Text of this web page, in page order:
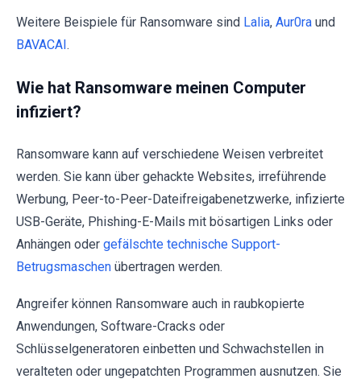
Weitere Beispiele für Ransomware sind Lalia, Aur0ra und
BAVACAI.
Wie hat Ransomware meinen Computer
infiziert?
Ransomware kann auf verschiedene Weisen verbreitet
werden. Sie kann über gehackte Websites, irreführende
Werbung, Peer-to-Peer-Dateifreigabenetzwerke, infizierte
USB-Geräte, Phishing-E-Mails mit bösartigen Links oder
Anhängen oder gefälschte technische Support-
Betrugsmaschen übertragen werden.
Angreifer können Ransomware auch in raubkopierte
Anwendungen, Software-Cracks oder
Schlüsselgeneratoren einbetten und Schwachstellen in
veralteten oder ungepatchten Programmen ausnutzen. Sie